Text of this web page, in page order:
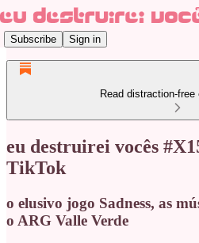
Subscribe Sign in
Read distraction-
eu destruirei vocês
TikTok
o elusivo jogo Sadness, as
o ARG Valle Verde